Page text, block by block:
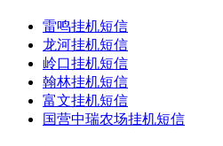
雷鸣挂机短信
龙河挂机短信
岭口挂机短信
翰林挂机短信
富文挂机短信
国营中瑞农场挂机短信